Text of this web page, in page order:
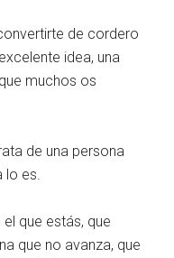
de cordero
idea, una
muchos os
de una persona
es.
que estás, que
que no avanza, que